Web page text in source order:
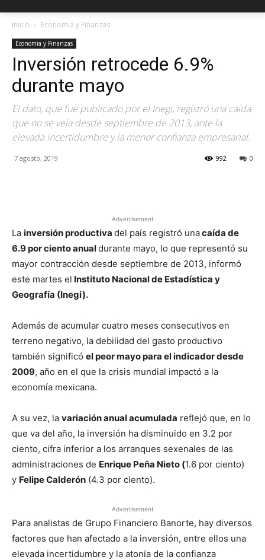
Inicio Economia y Finanzas
Economia y Finanzas
Inversión retrocede 6.9%
durante mayo
El dato, que fue publicado por el Inegi, registró una caída
que no se veía desde septiembre de 2013, ante la
elevada incertidumbre y la menor confianza empresarial.
7 agosto, 2019 0
992
Advertisement
La inversión productiva del país registró unacaída de
6.9 por ciento anualdurante mayo, lo que representó su
mayor contracción desde septiembre de 2013, informó
este martes el Instituto Nacional de Estadística y
Geografía (Inegi).
Además de acumular cuatro meses consecutivos en
terreno negativo, la debilidad del gasto productivo
también significó el peor mayo para el indicador desde
2009, año en el que la crisis mundial impactó a la
economía mexicana.
A su vez, la variación anual acumulada reflejó que, en lo
que va del año, la inversión ha disminuido en 3.2 por
ciento, cifra inferior a los arranques sexenales de las
administraciones de Enrique Peña Nieto (1.6 por ciento)
y Felipe Calderón (4.3 por ciento).
Advertisement
Para analistas de Grupo Financiero Banorte, hay diversos
factores que han afectado a la inversión, entre ellos una
elevada incertidumbre y la atonía de la confianza